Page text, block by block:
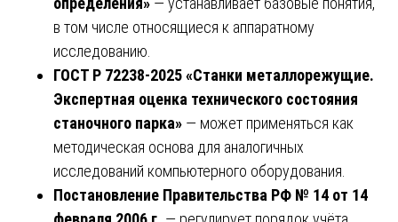
в том числе относящиеся к аппаратному
исследованию.
ГОСТ Р 72238-2025 «Станки металлорежущие.
Экспертная оценка технического состояния
станочного парка» — может применяться как
методическая основа для аналогичных
исследований компьютерного оборудования.
Постановление Правительства РФ № 14 от 14